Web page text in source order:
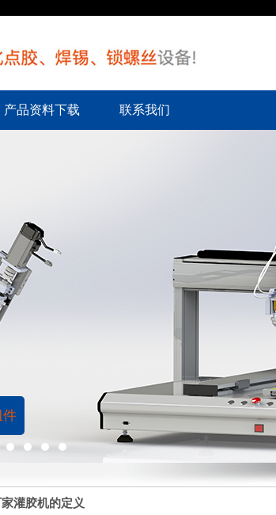
产品资料下载 联系我们
件
灌胶机的定义